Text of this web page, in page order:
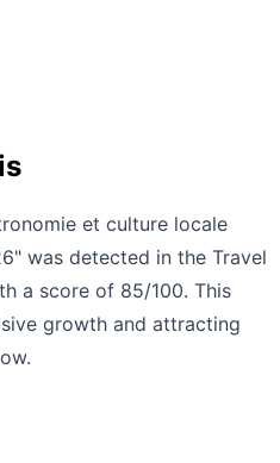
et culture locale
was detected in the Travel
a score of 85/100. This
growth and attracting